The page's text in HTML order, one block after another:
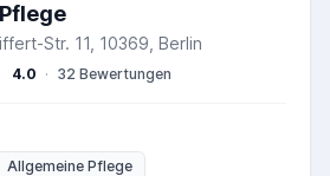
Str. 11, 10369, Berlin
4.0 · 32 Bewertungen
Allgemeine Pflege